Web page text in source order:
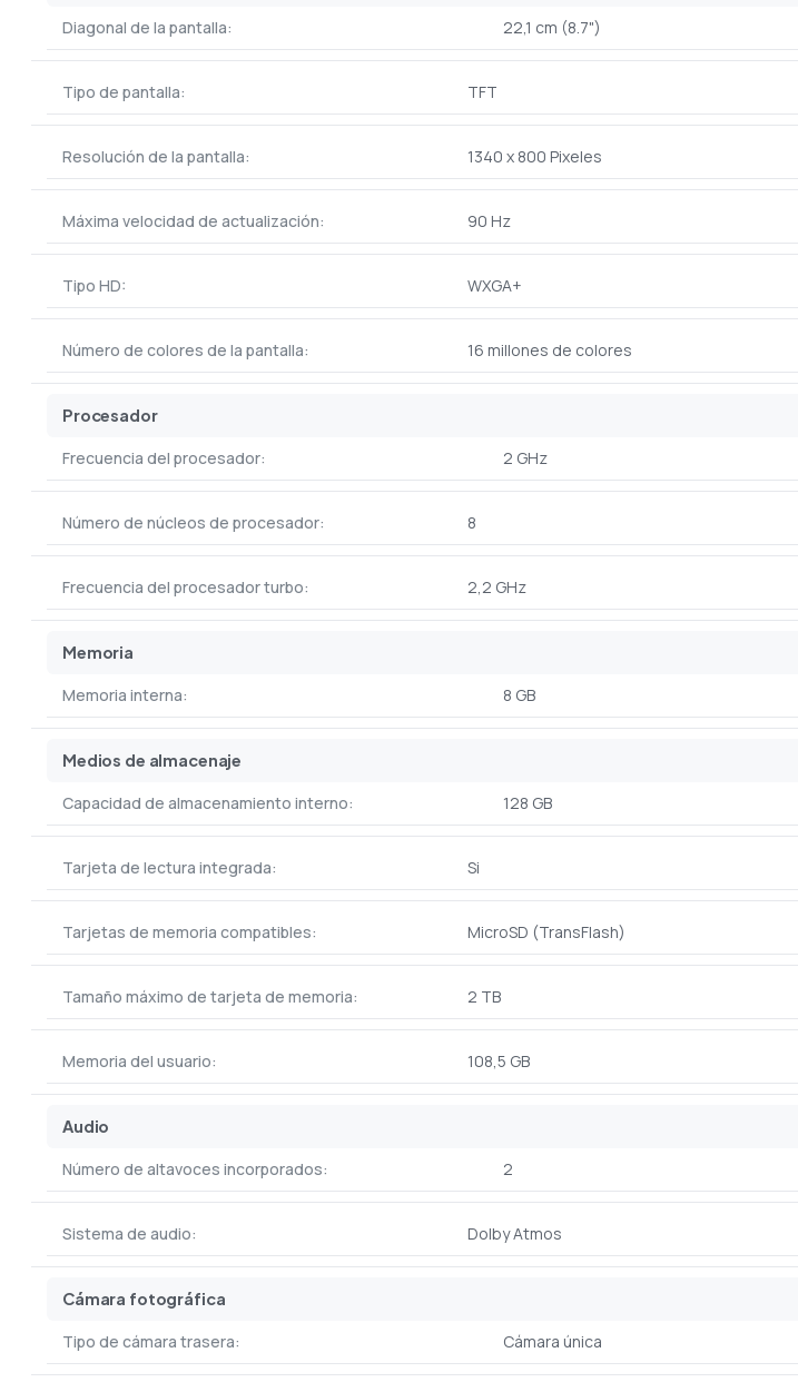
Diagonal de la pantalla: 22,1 cm (8.7")
Tipo de pantalla: TFT
Resolución de la pantalla: 1340 x 800 Pixeles
Máxima velocidad de actualización: 90 Hz
Tipo HD: WXGA+
Número de colores de la pantalla: 16 millones de colores
Procesador
Frecuencia del procesador: 2 GHz
Número de núcleos de procesador: 8
Frecuencia del procesador turbo: 2,2 GHz
Memoria
Memoria interna: 8 GB
Medios de almacenaje
Capacidad de almacenamiento interno: 128 GB
Tarjeta de lectura integrada: Si
Tarjetas de memoria compatibles: MicroSD (TransFlash)
Tamaño máximo de tarjeta de memoria: 2 TB
Memoria del usuario: 108,5 GB
Audio
Número de altavoces incorporados: 2
Sistema de audio: Dolby Atmos
Cámara fotográfica
Tipo de cámara trasera: Cámara única